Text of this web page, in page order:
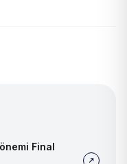
Final